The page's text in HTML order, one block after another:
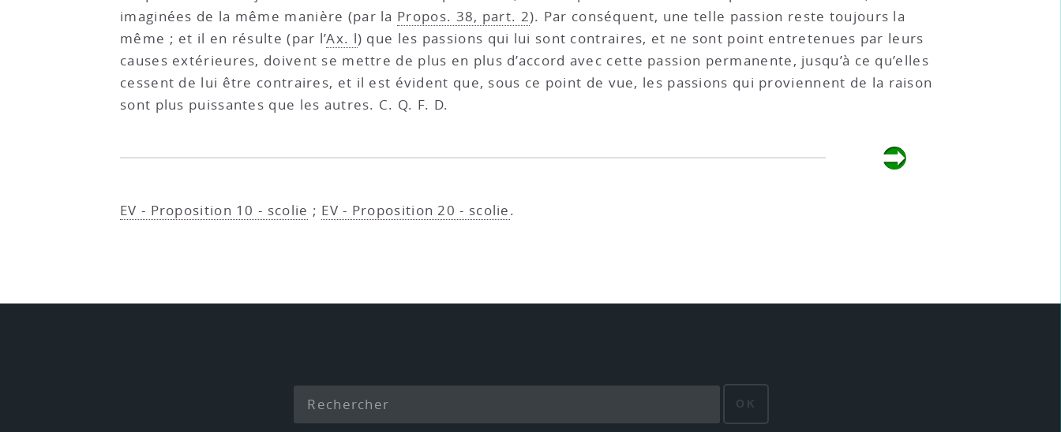
imaginées de la même manière (par la Propos. 38, part. 2). Par conséquent, une telle passion reste toujours la
même ; et il en résulte (par l’Ax. l) que les passions qui lui sont contraires, et ne sont point entretenues par leurs
causes extérieures, doivent se mettre de plus en plus d’accord avec cette passion permanente, jusqu’à ce qu’elles
cessent de lui être contraires, et il est évident que, sous ce point de vue, les passions qui proviennent de la raison
sont plus puissantes que les autres. C. Q. F. D.
EV - Proposition 10 - scolie ; EV - Proposition 20 - scolie.
OK